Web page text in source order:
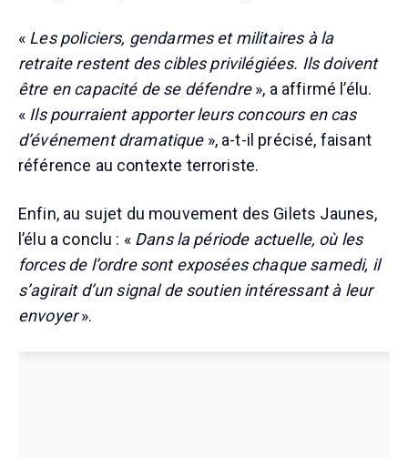
« Les policiers, gendarmes et militaires à la
retraite restent des cibles privilégiées. Ils doivent
être en capacité de se défendre», a affirmé l’élu.
« Ils pourraient apporter leurs concours en cas
d’événement dramatique», a-t-il précisé, faisant
référence au contexte terroriste.
Enfin, au sujet du mouvement des Gilets Jaunes,
l’élu a conclu : « Dans la période actuelle, où les
forces de l’ordre sont exposées chaque samedi, il
s’agirait d’un signal de soutien intéressant à leur
envoyer».